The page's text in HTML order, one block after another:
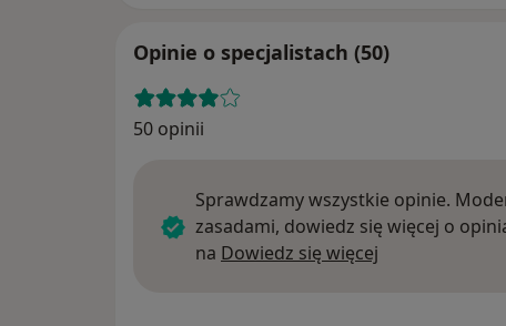
Opinie o specjalistach (50)
50 opinii
Sprawdzamy wszystkie opinie.
zasadami, dowiedz się więcej o
na Dowiedz się więcej